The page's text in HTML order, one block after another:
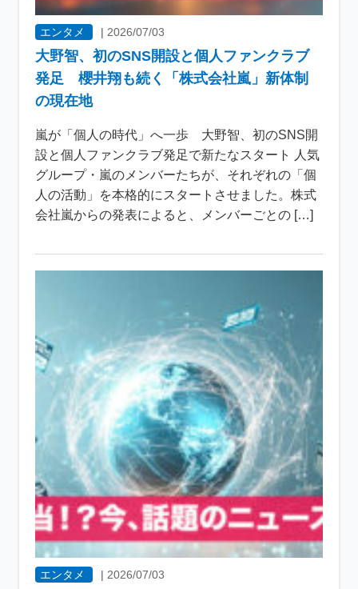
エンタメ | 2026/07/03
大野智、初のSNS開設と個人ファンクラブ
発足 櫻井翔も続く「株式会社嵐」新体制
の現在地
嵐が「個人の時代」へ一歩 大野智、初のSNS開
設と個人ファンクラブ発足で新たなスタート 人気
グループ・嵐のメンバーたちが、それぞれの「個
人の活動」を本格的にスタートさせました。株式
会社嵐からの発表によると、メンバーごとの […]
エンタメ | 2026/07/03